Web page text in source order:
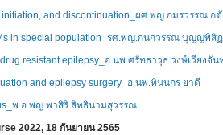
initiation, and discontinuation_ผศ.พญ.กมรวรรณ
in special population_รศ.พญ.กนกวรรณ บุญญพิสิ
resistant epilepsy_อ.นพ.ศรัทธาวุธ วงษ์เวียงจัน
and epilepsy surgery_อ.นพ.ทินนกร ยาดี
พ.อ.พญ.พาสิริ สิทธินามสุวรรณ
2022, 18 กันยายน 2565